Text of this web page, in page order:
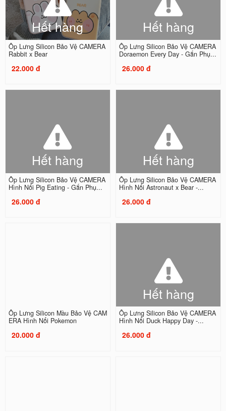
Hết hàng
Ốp Lưng Silicon Bảo Vệ CAMERA
Rabbit x Bear
22.000 đ
Hết hàng
Ốp Lưng Silicon Bảo Vệ CAMERA
Doraemon Every Day - Gắn Phụ...
26.000 đ
Hết hàng
Ốp Lưng Silicon Bảo Vệ CAMERA
Hình Nổi Pig Eating - Gắn Phụ...
26.000 đ
Hết hàng
Ốp Lưng Silicon Bảo Vệ CAMERA
Hình Nổi Astronaut x Bear -...
26.000 đ
Ốp Lưng Silicon Màu Bảo Vệ CAM
ERA Hình Nổi Pokemon
20.000 đ
Hết hàng
Ốp Lưng Silicon Bảo Vệ CAMERA
Hình Nổi Duck Happy Day -...
26.000 đ